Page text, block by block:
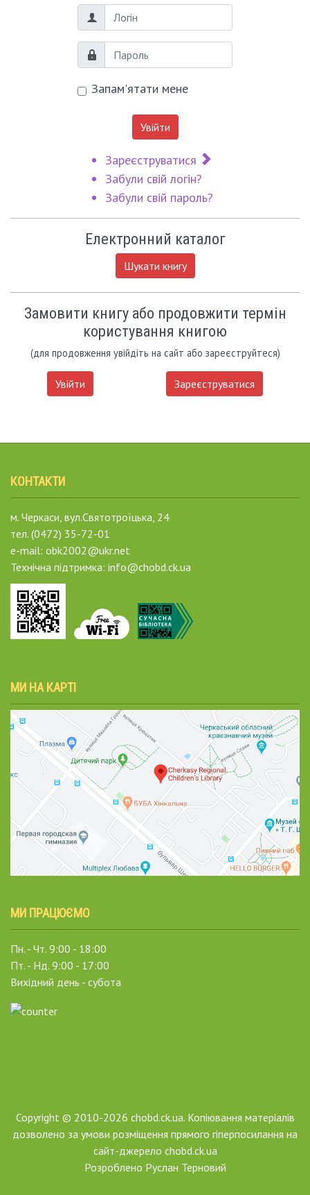
Логін
Пароль
Запам'ятати мене
Увійти
Зареєструватися
Забули свій логін?
Забули свій пароль?
Електронний каталог
Шукати книгу
Замовити книгу або продовжити термін
користування книгою
(для продовження увійдіть на сайт або зареєструйтеся)
Увійти Зареєструватися
КОНТАКТИ
м. Черкаси, вул.Святотроїцька, 24
тел. (0472) 35-72-01
e-mail: obk2002@ukr.net
Технічна підтримка: info@chobd.ck.ua
МИ НА КАРТІ
МИ ПРАЦЮЄМО
Пн. - Чт. 9:00 - 18:00
Пт. - Нд. 9:00 - 17:00
Вихідний день - субота
Copyright © 2010-2026 chobd.ck.ua. Копіювання матеріалів
дозволено за умови розміщення прямого гіперпосилання на
сайт-джерело chobd.ck.ua
Розроблено Руслан Терновий